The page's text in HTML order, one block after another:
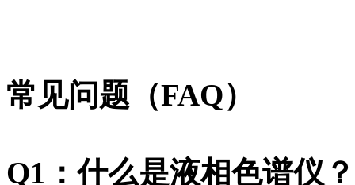
常见问题（FAQ）
Q1：什么是液相色谱仪？